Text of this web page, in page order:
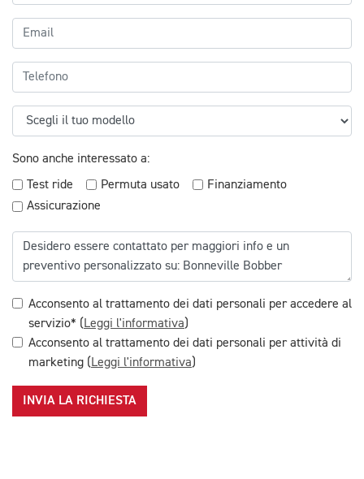
Sono anche interessato a:
Test ride
Permuta usato
Finanziamento
Assicurazione
Acconsento al trattamento dei dati personali per accedere al
servizio* (Leggi l'informativa)
Acconsento al trattamento dei dati personali per attività di
marketing (Leggi l'informativa)
INVIA LA RICHIESTA